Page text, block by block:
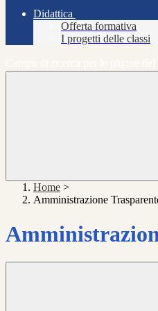
Didattica
Offerta formativa
I progetti delle classi
Home >
Amministrazione